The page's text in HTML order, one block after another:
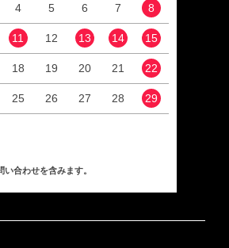
4 5 6 7 8
11 12 13 14 15
18 19 20 21 22
25 26 27 28 29
合わせを含みます。